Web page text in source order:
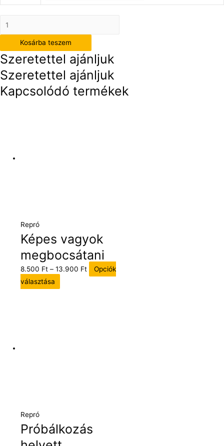
Biztonságos
kilépnem
fényre
mennyiség
Kosárba teszem
Szeretettel ajánljuk
Szeretettel ajánljuk
Kapcsolódó termékek
Repró
Képes vagyok
megbocsátani
8.500 Ft –13.900 Ft
Opciók
választása
Repró
Próbálkozás